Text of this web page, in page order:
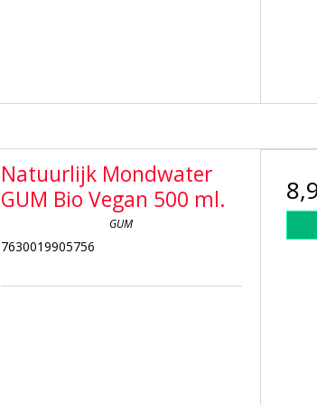
Natuurlijk Mondwater
GUM Bio Vegan 500 ml.
GUM
7630019905756